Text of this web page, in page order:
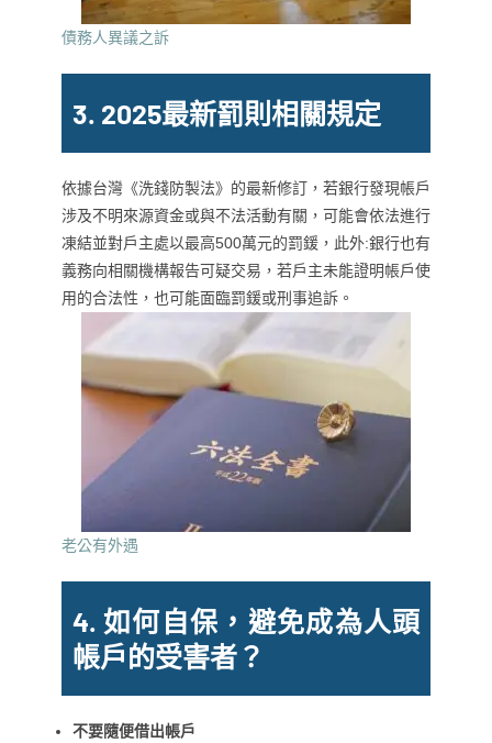
債務人異議之訴
3. 2025最新罰則相關規定
依據台灣《洗錢防製法》的最新修訂，若銀行發現帳戶
涉及不明來源資金或與不法活動有關，可能會依法進行
凍結並對戶主處以最高500萬元的罰鍰，此外:銀行也有
義務向相關機構報告可疑交易，若戶主未能證明帳戶使
用的合法性，也可能面臨罰鍰或刑事追訴。
老公有外遇
4.如何自保，避免成為人頭
帳戶的受害者？
不要隨便借出帳戶